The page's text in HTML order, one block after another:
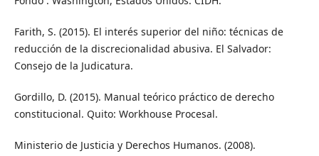
Farith, S. (2015). El interés superior del niño: técnicas de
reducción de la discrecionalidad abusiva. El Salvador:
Consejo de la Judicatura.
Gordillo, D. (2015). Manual teórico práctico de derecho
constitucional. Quito: Workhouse Procesal.
Ministerio de Justicia y Derechos Humanos. (2008).